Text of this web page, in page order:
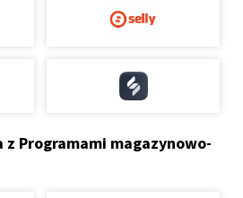
z Programami magazynowo-